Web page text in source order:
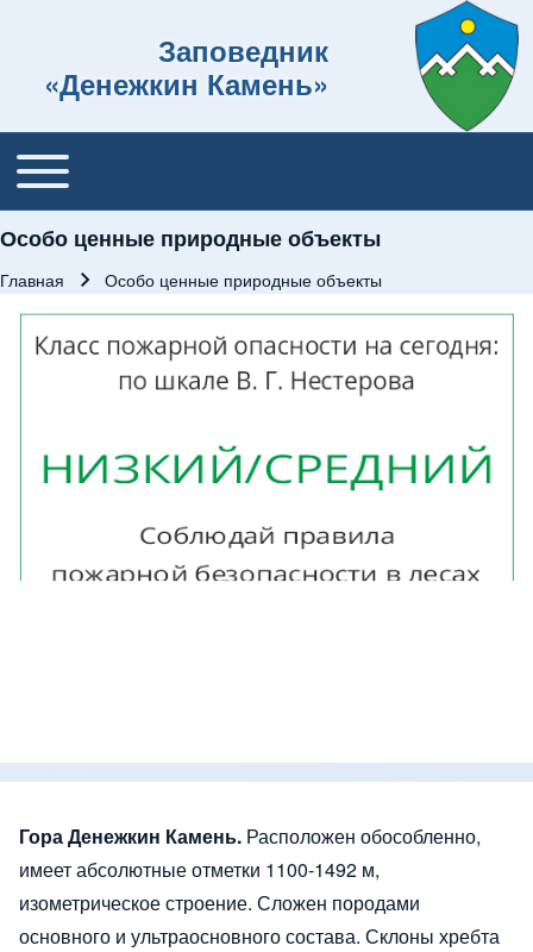
Заповедник
«Денежкин Камень»
Основная навигация
Toggle main menu
Особо ценные природные объекты
Главная Особо ценные природные объекты
Изображение
Гора Денежкин Камень. Расположен обособленно,
имеет абсолютные отметки 1100-1492 м,
изометрическое строение. Сложен породами
основного и ультраосновного состава. Склоны хребта